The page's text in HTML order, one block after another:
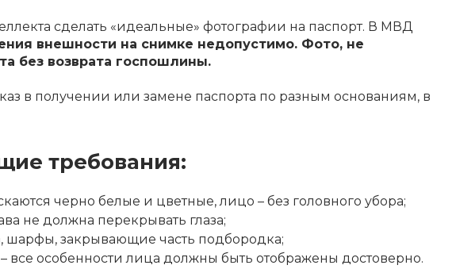
сделать «идеальные» фотографии на паспорт. В МВД
внешности на снимке недопустимо. Фото, не
без возврата госпошлины.
в получении или замене паспорта по разным основаниям, в
требования:
черно белые и цветные, лицо – без головного убора;
не должна перекрывать глаза;
шарфы, закрывающие часть подбородка;
особенности лица должны быть отображены достоверно.